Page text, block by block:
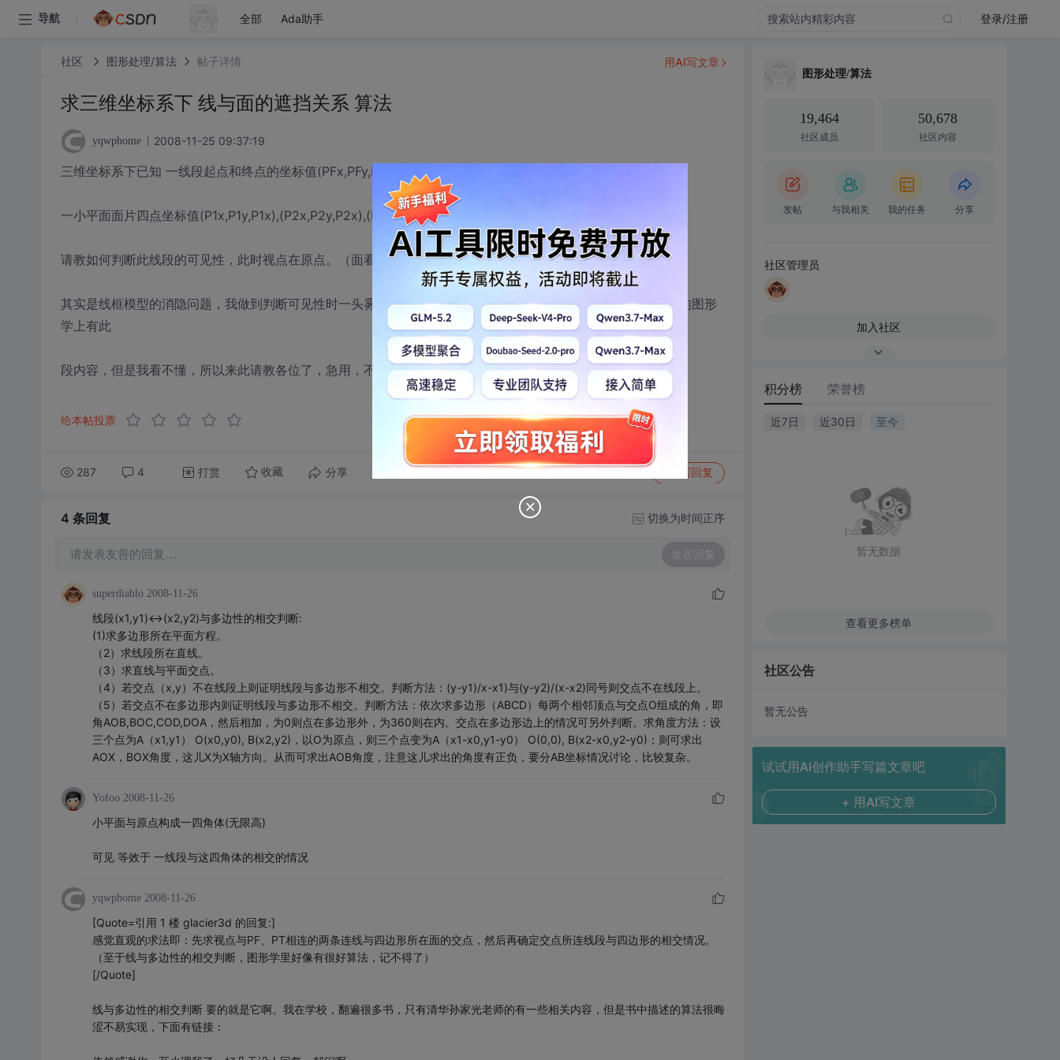
导航 全部 Ada助手 登录/注册
社区 图形处理/算法 帖子详情
求三维坐标系下 线与面的遮挡关系 算法
yqwphome 2008-11-25 09:37:19
三维坐标系下已知 一线段起点和终点的坐标值(PFx,PFy,PFx),(PTx,PT,PTx),
一小平面面片四点坐标值(P1x,P1y,P1x),(P2x,P2y,P2x),(P3x,P3y,P3x),(P4x,P4y,P4x)
请教如何判断此线段的可见性，此时视点在原点。（面看做四条线组成的线框模型）
其实是线框模型的消隐问题，我做到判断可见性时一头雾水，不能把情况分全分好，且没有合适的算法。孙家广的图形
学上有此
段内容，但是我看不懂，所以来此请教各位了，急用，不甚感激！！！
给本帖投票
287 4 打赏 收藏 分享 转发到动态 举报 写回复
用AI写文章
4 条回复 切换为时间正序
请发表友善的回复… 发表回复
superdiablo 2008-11-26
线段(x1,y1)<->(x2,y2)与多边性的相交判断:
(1)求多边形所在平面方程。
（2）求线段所在直线。
（3）求直线与平面交点。
（4）若交点（x,y）不在线段上则证明线段与多边形不相交。判断方法：(y-y1)/x-x1)与(y-y2)/(x-x2)同号则交点不在线段上。
（5）若交点不在多边形内则证明线段与多边形不相交。判断方法：依次求多边形（ABCD）每两个相邻顶点与交点O组成的角，即
角AOB,BOC,COD,DOA，然后相加，为0则点在多边形外，为360则在内。交点在多边形边上的情况可另外判断。求角度方法：设
三个点为A（x1,y1） O(x0,y0), B(x2,y2)，以O为原点，则三个点变为A（x1-x0,y1-y0） O(0,0), B(x2-x0,y2-y0)；则可求出
AOX，BOX角度，这儿X为X轴方向。从而可求出AOB角度，注意这儿求出的角度有正负，要分AB坐标情况讨论，比较复杂。
Yofoo 2008-11-26
小平面与原点构成一四角体(无限高)
可见 等效于 一线段与这四角体的相交的情况
yqwphome 2008-11-26
[Quote=引用 1 楼 glacier3d 的回复:]
感觉直观的求法即：先求视点与PF、PT相连的两条连线与四边形所在面的交点，然后再确定交点所连线段与四边形的相交情况。
（至于线与多边性的相交判断，图形学里好像有很好算法，记不得了）
[/Quote]
线与多边性的相交判断 要的就是它啊。我在学校，翻遍很多书，只有清华孙家光老师的有一些相关内容，但是书中描述的算法很晦
涩不易实现，下面有链接：
图形处理/算法
19,464
社区成员
50,678
社区内容
发帖 与我相关 我的任务 分享
社区管理员
加入社区
积分榜 荣誉榜
近7日 近30日 至今
暂无数据
查看更多榜单
社区公告
暂无公告
试试用AI创作助手写篇文章吧
+ 用AI写文章